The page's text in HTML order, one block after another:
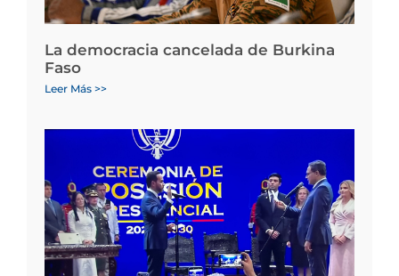
La democracia cancelada de Burkina
Faso
Leer Más >>